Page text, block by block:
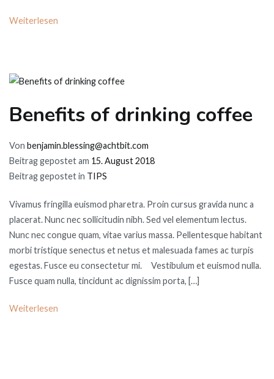
Weiterlesen
Benefits of drinking coffee
Von benjamin.blessing@achtbit.com
Beitrag gepostet am 15. August 2018
Beitrag gepostet in TIPS
Vivamus fringilla euismod pharetra. Proin cursus gravida nunc a
placerat. Nunc nec sollicitudin nibh. Sed vel elementum lectus.
Nunc nec congue quam, vitae varius massa. Pellentesque habitant
morbi tristique senectus et netus et malesuada fames ac turpis
egestas. Fusce eu consectetur mi. Vestibulum et euismod nulla.
Fusce quam nulla, tincidunt ac dignissim porta, […]
Weiterlesen